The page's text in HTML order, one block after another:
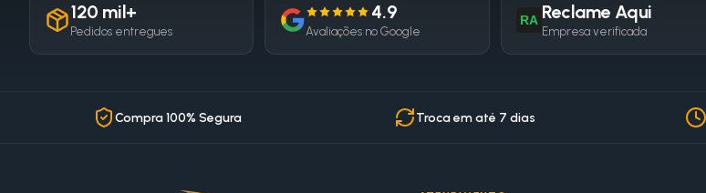
120 mil+
Pedidos entregues
4.9
Avaliações no Google
RA Reclame Aqui
Empresa verificada
Compra 100% Segura Troca em até 7 dias